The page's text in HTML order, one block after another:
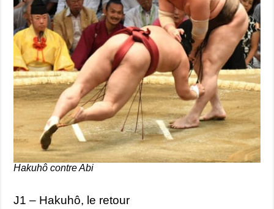
Hakuhô contre Abi
J1 – Hakuhô, le retour